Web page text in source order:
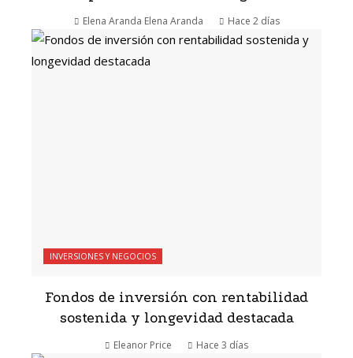
Elena Aranda Elena Aranda Hace 2 días
INVERSIONES Y NEGOCIOS
Fondos de inversión con rentabilidad
sostenida y longevidad destacada
Eleanor Price Hace 3 días